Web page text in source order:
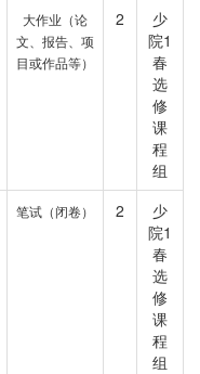
大作业（论
文、报告、项
目或作品等）
2
少
院1
春
选
修
课
程
组
笔试（闭卷） 2
少
院1
春
选
修
课
程
组